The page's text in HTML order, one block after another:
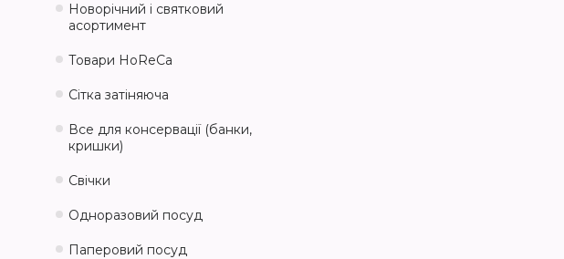
Новорічний і святковий
асортимент
Товари HoReCa
Сітка затіняюча
Все для консервації (банки,
кришки)
Свічки
Одноразовий посуд
Паперовий посуд